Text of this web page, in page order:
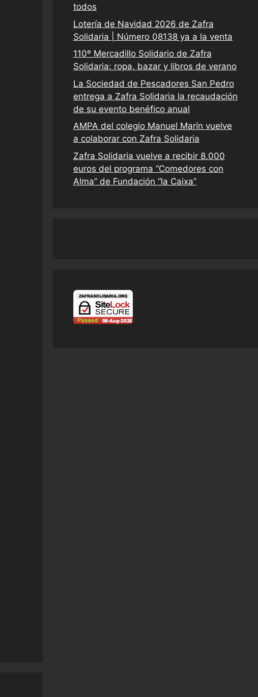
todos
Lotería de Navidad 2026 de Zafra
Solidaria | Número 08138 ya a la venta
110º Mercadillo Solidario de Zafra
Solidaria: ropa, bazar y libros de verano
La Sociedad de Pescadores San Pedro
entrega a Zafra Solidaria la recaudación
de su evento benéfico anual
AMPA del colegio Manuel Marín vuelve
a colaborar con Zafra Solidaria
Zafra Solidaria vuelve a recibir 8.000
euros del programa “Comedores con
Alma” de Fundación “la Caixa”